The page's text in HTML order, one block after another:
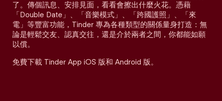
了。傳個訊息、安排見面，看看會擦出什麼火花。憑藉
「Double Date」、「音樂模式」、「跨國護照」、「來
電」等豐富功能，Tinder 專為各種類型的關係量身打造：無
論是輕鬆交友、認真交往，還是介於兩者之間，你都能如願
以償。
免費下載 Tinder App iOS 版和 Android 版。